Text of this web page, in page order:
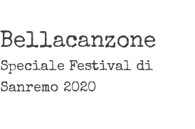
Bellacanzone
Speciale Festival di
Sanremo 2020